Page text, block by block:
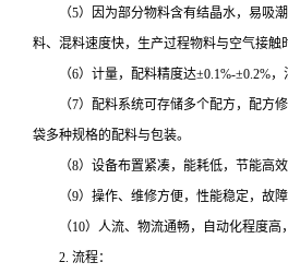
（5）因为部分物料含有结晶水，易吸潮
料、混料速度快，生产过程物料与空气接触
（6）计量，配料精度达±0.1%-±0.2%，
（7）配料系统可存储多个配方，配方修
袋多种规格的配料与包装。
（8）设备布置紧凑，能耗低，节能高效
（9）操作、维修方便，性能稳定，故障
（10）人流、物流通畅，自动化程度高
2. 流程：